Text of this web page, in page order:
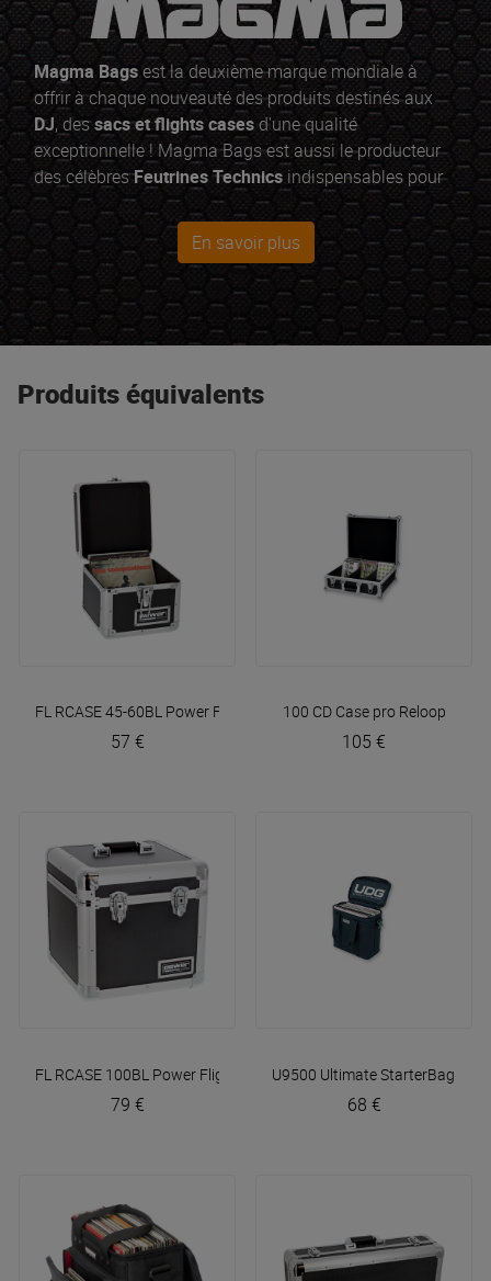
Magma Bagsest la deuxième marque mondiale à
offrir à chaque nouveauté des produits destinés aux
DJ, dessacs et flights casesd'une qualité
exceptionnelle ! Magma Bags est aussi le producteur
des célèbresFeutrines Technics indispensables pour
vos platines vinyles.
En savoir plus
Produits équivalents
FL RCASE 45-60BL Power Flights
57 €
100 CD Case pro Reloop
105 €
FL RCASE 100BL Power Flights
79 €
U9500 Ultimate StarterBag
68 €